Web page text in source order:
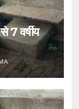
वर्षीय